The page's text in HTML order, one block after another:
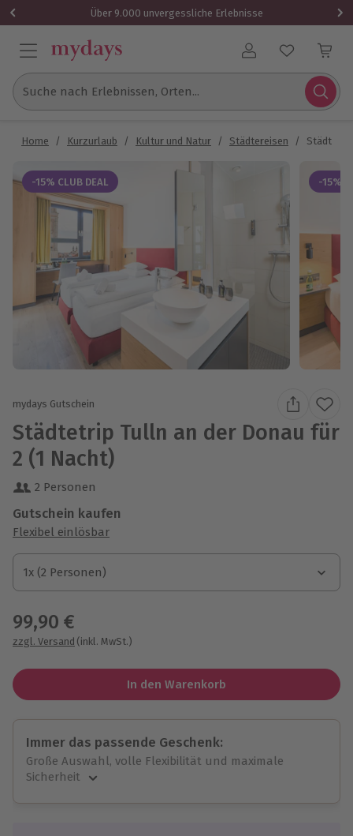
Über 9.000 unvergessliche Erlebnisse
Benutzerkonto
Suche nach Erlebnissen, Orten...
Home / Kurzurlaub / Kultur und Natur / Städtereisen /
-15% CLUB DEAL -15%
mydays Gutschein
Städtetrip Tulln an der Donau für
2 (1 Nacht)
2 Personen
Gutschein kaufen
Flexibel einlösbar
1x (2 Personen)
1x (2 Personen)
1x (2 Personen)
99,90 €
zzgl. Versand (inkl. MwSt.)
In den Warenkorb
Immer das passende Geschenk:
Große Auswahl, volle Flexibilität und maximale
Sicherheit